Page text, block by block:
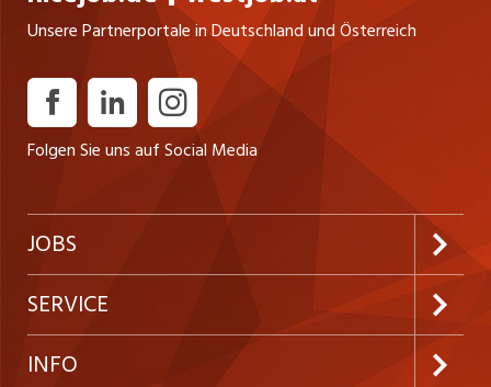
Unsere Partnerportale in Deutschland und Österreich
Folgen Sie uns auf Social Media
JOBS
Jobabo abonnieren
Neue Stellen
SERVICE
Kundenlogin
INFO